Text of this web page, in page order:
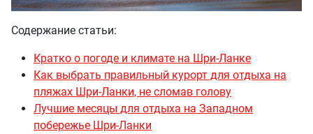
Содержание статьи:
Кратко о погоде и климате на Шри-Ланке
Как выбрать правильный курорт для отдыха на
пляжах Шри-Ланки, не сломав голову
Лучшие месяцы для отдыха на Западном
побережье Шри-Ланки